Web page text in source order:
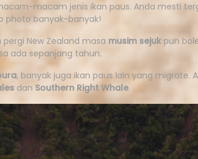
macam jenis ikan paus. Anda mesti
photo banyak-banyak!
pergi New Zealand masa musim sejuk pun
ada sepanjang tahun.
, banyak juga ikan paus lain yang migrate.
dan Southern Right Whale.